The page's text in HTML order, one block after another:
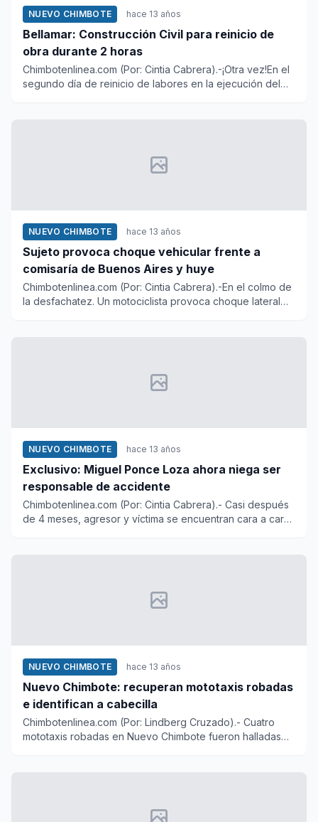
NUEVO CHIMBOTE hace 13 años
Bellamar: Construcción Civil para reinicio de
obra durante 2 horas
Chimbotenlinea.com (Por: Cintia Cabrera).-¡Otra vez!En el
segundo día de reinicio de labores en la ejecución del
NUEVO CHIMBOTE hace 13 años
Sujeto provoca choque vehicular frente a
comisaría de Buenos Aires y huye
Chimbotenlinea.com (Por: Cintia Cabrera).-En el colmo de
la desfachatez. Un motociclista provoca choque lateral
NUEVO CHIMBOTE hace 13 años
Exclusivo: Miguel Ponce Loza ahora niega ser
responsable de accidente
Chimbotenlinea.com (Por: Cintia Cabrera).- Casi después
de 4 meses, agresor y víctima se encuentran cara a cara
NUEVO CHIMBOTE hace 13 años
Nuevo Chimbote: recuperan mototaxis robadas
e identifican a cabecilla
Chimbotenlinea.com (Por: Lindberg Cruzado).- Cuatro
mototaxis robadas en Nuevo Chimbote fueron halladas